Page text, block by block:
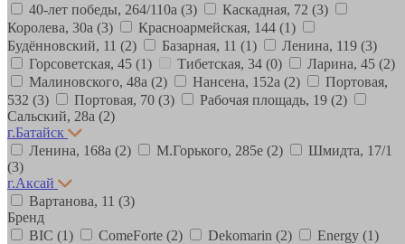
40-лет победы, 264/110а (3) Каскадная, 72 (3)
Королева, 30а (3) Красноармейская, 144 (1)
Будённовский, 11 (2) Базарная, 11 (1) Ленина, 119 (3)
Горсоветская, 45 (1) Тибетская, 34 (0) Ларина, 45 (2)
Малиновского, 48а (2) Нансена, 152а (2)
Портовая,
532 (3) Портовая, 70 (3) Рабочая площадь, 19 (2)
Сальский, 28a (2)
г.Батайск
Ленина, 168а (2) М.Горького, 285е (2)
Шмидта, 17/1
(3)
г.Аксай
Вартанова, 11 (3)
Бренд
BIC (1) ComeForte (2) Dekomarin (2) Energy (1)